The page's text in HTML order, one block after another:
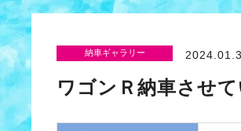
納車ギャラリー
ワゴンＲ納車させ